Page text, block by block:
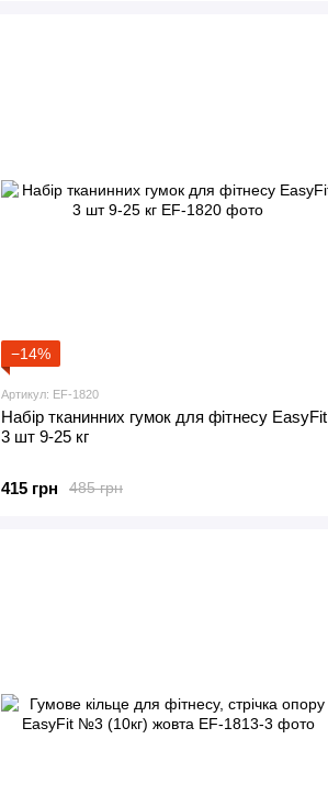
−14%
Артикул: EF-1820
Набір тканинних гумок для фітнесу EasyFit
3 шт 9-25 кг
485 грн
415 грн